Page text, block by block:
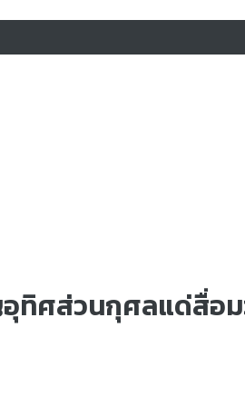
ทิศส่วนกุศลแด่สื่อ